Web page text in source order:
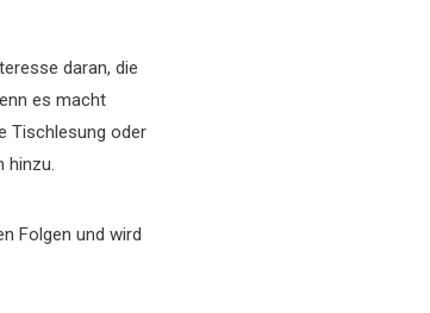
daran, die
es macht
Tischlesung oder
hinzu.
Folgen und wird